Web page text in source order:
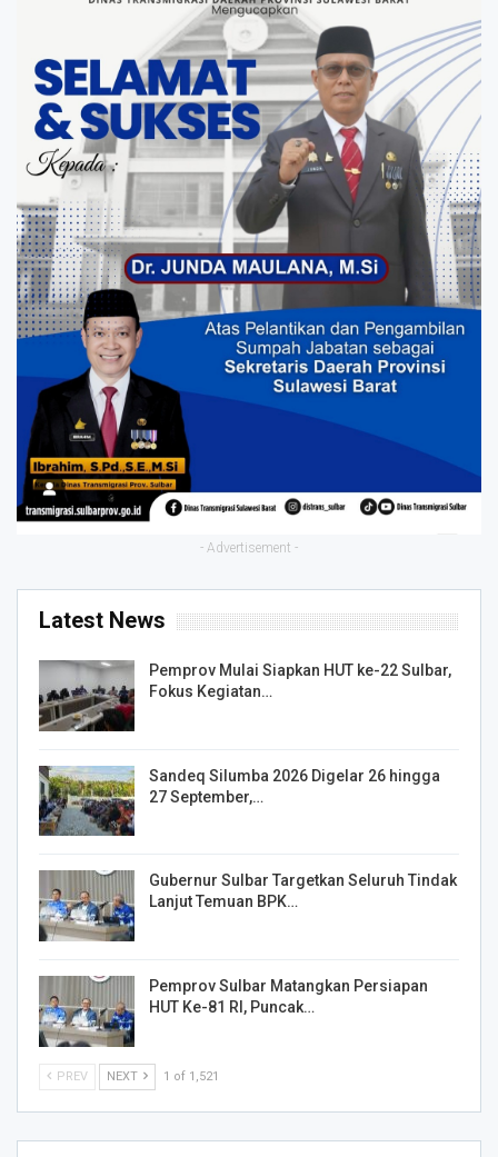
- Advertisement -
Latest News
Pemprov Mulai Siapkan HUT ke-22 Sulbar,
Fokus Kegiatan…
Sandeq Silumba 2026 Digelar 26 hingga
27 September,…
Gubernur Sulbar Targetkan Seluruh Tindak
Lanjut Temuan BPK…
Pemprov Sulbar Matangkan Persiapan
HUT Ke-81 RI, Puncak…
PREV NEXT 1 of 1,521